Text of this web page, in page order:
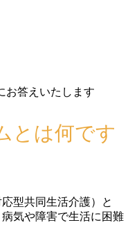
お答えいたします
とは何です
型共同生活介護）と
気や障害で生活に困難